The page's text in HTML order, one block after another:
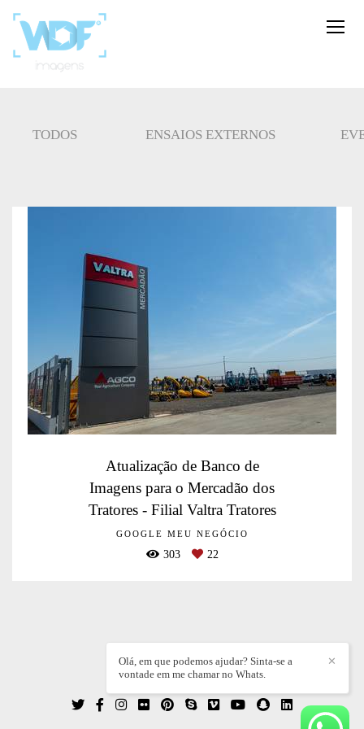
TODOS ENSAIOS EXTERNOS
Atualização de Banco de
Imagens para o Mercadão dos
Tratores - Filial Valtra Tratores
GOOGLE MEU NEGÓCIO
303 22
WILLIAN DIEZ/CONTATO
✕
Olá, em que podemos ajudar? Sinta-se a
vontade em me chamar no Whats.